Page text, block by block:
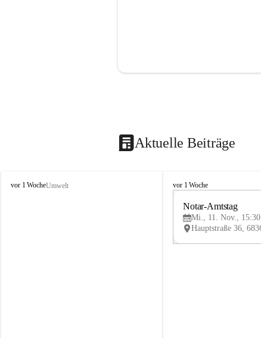
Aktuelle Beiträge
V
vor 1 WocheUmwelt
V
vor 1 Woche
Notar-Amtstag
Mi., 11. Nov., 15:30